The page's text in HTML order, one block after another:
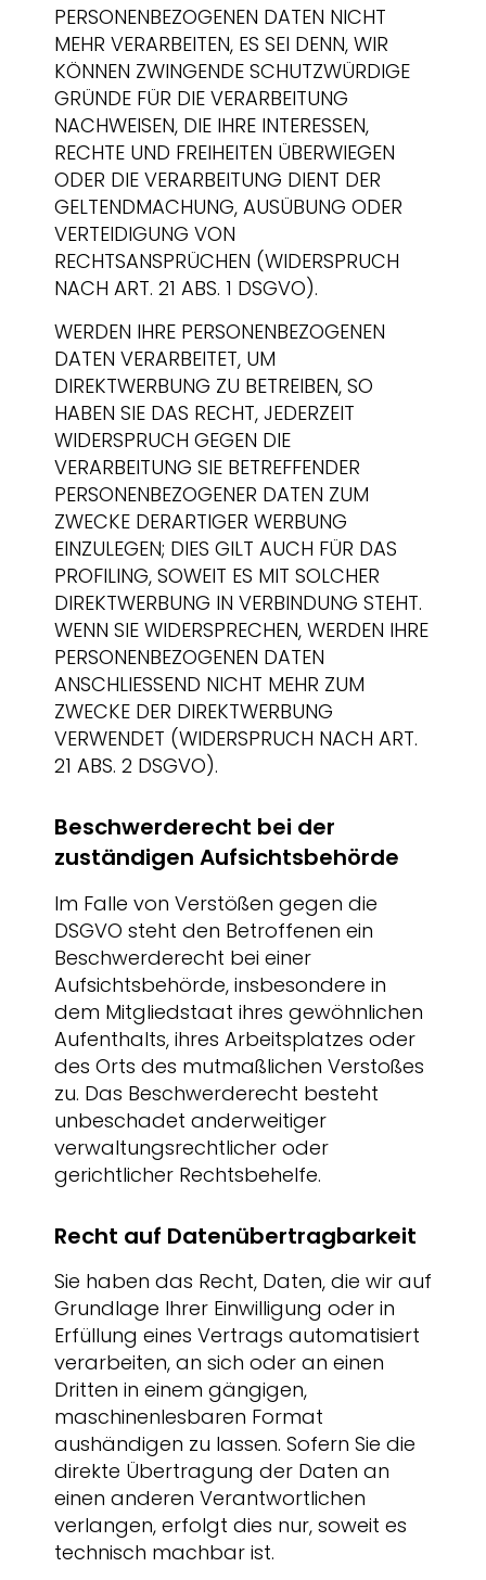
PERSONENBEZOGENEN DATEN NICHT
MEHR VERARBEITEN, ES SEI DENN, WIR
KÖNNEN ZWINGENDE SCHUTZWÜRDIGE
GRÜNDE FÜR DIE VERARBEITUNG
NACHWEISEN, DIE IHRE INTERESSEN,
RECHTE UND FREIHEITEN ÜBERWIEGEN
ODER DIE VERARBEITUNG DIENT DER
GELTENDMACHUNG, AUSÜBUNG ODER
VERTEIDIGUNG VON
RECHTSANSPRÜCHEN (WIDERSPRUCH
NACH ART. 21 ABS. 1 DSGVO).
WERDEN IHRE PERSONENBEZOGENEN
DATEN VERARBEITET, UM
DIREKTWERBUNG ZU BETREIBEN, SO
HABEN SIE DAS RECHT, JEDERZEIT
WIDERSPRUCH GEGEN DIE
VERARBEITUNG SIE BETREFFENDER
PERSONENBEZOGENER DATEN ZUM
ZWECKE DERARTIGER WERBUNG
EINZULEGEN; DIES GILT AUCH FÜR DAS
PROFILING, SOWEIT ES MIT SOLCHER
DIREKTWERBUNG IN VERBINDUNG STEHT.
WENN SIE WIDERSPRECHEN, WERDEN IHRE
PERSONENBEZOGENEN DATEN
ANSCHLIESSEND NICHT MEHR ZUM
ZWECKE DER DIREKTWERBUNG
VERWENDET (WIDERSPRUCH NACH ART.
21 ABS. 2 DSGVO).
Beschwerde­recht bei der
zuständigen Aufsichts­behörde
Im Falle von Verstößen gegen die
DSGVO steht den Betroffenen ein
Beschwerderecht bei einer
Aufsichtsbehörde, insbesondere in
dem Mitgliedstaat ihres gewöhnlichen
Aufenthalts, ihres Arbeitsplatzes oder
des Orts des mutmaßlichen Verstoßes
zu. Das Beschwerderecht besteht
unbeschadet anderweitiger
verwaltungsrechtlicher oder
gerichtlicher Rechtsbehelfe.
Recht auf Daten­übertrag­barkeit
Sie haben das Recht, Daten, die wir auf
Grundlage Ihrer Einwilligung oder in
Erfüllung eines Vertrags automatisiert
verarbeiten, an sich oder an einen
Dritten in einem gängigen,
maschinenlesbaren Format
aushändigen zu lassen. Sofern Sie die
direkte Übertragung der Daten an
einen anderen Verantwortlichen
verlangen, erfolgt dies nur, soweit es
technisch machbar ist.